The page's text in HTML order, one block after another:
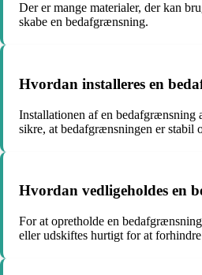
Der er mange materialer, der kan
skabe en bedafgrænsning.
Hvordan installeres en
Installationen af en bedafgrænsning
sikre, at bedafgrænsningen er stabil
Hvordan vedligeholdes en
For at opretholde en
eller udskiftes hurtigt for at